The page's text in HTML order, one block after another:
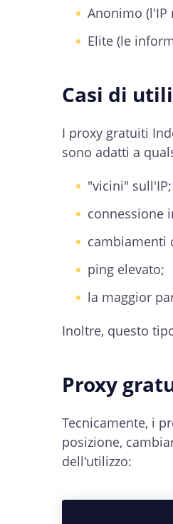
Anonimo (l'IP
Elite (le
Casi di
I proxy gratuiti
sono adatti a
"vicini" sull'IP;
connessione
cambiamenti
ping elevato;
la maggior
Inoltre, questo
Proxy
Tecnicamente, i
posizione,
dell'utilizzo: